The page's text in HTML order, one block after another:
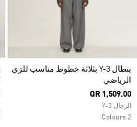
بنطال Y-3 بثلاثة خطوط مناسب للزي
الرياضي
QR 1,509.00
الرجال Y-3
2 Colours